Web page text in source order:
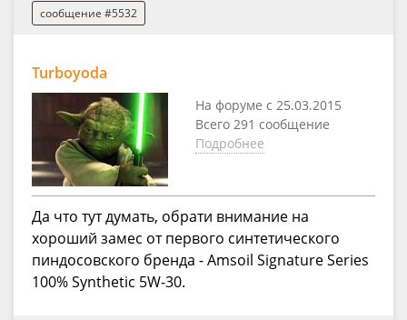
сообщение #5532
Turboyoda
На форуме с 25.03.2015
Всего 291 сообщение
Подробнее
Да что тут думать, обрати внимание на
хороший замес от первого синтетического
пиндосовского бренда - Аmsoil Signature Series
100% Synthetic 5W-30.